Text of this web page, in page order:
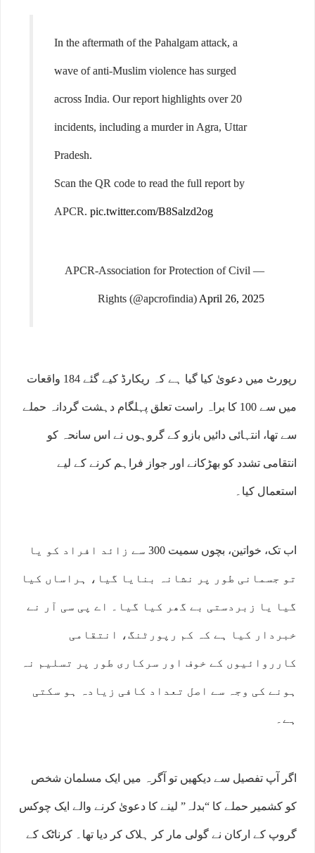
In the aftermath of the Pahalgam attack, a
wave of anti-Muslim violence has surged
across India. Our report highlights over 20
incidents, including a murder in Agra, Uttar
Pradesh.
Scan the QR code to read the full report by
APCR.pic.twitter.com/B8Salzd2og
— APCR-Association for Protection of Civil
Rights (@apcrofindia) April 26, 2025
رپورٹ میں دعویٰ کیا گیا ہے کہ ریکارڈ کیے گئے 184 واقعات
میں سے 100 کا براہ راست تعلق پہلگام دہشت گردانہ حملے
سے تھا، انتہائی دائیں بازو کے گروہوں نے اس سانحہ کو
انتقامی تشدد کو بھڑکانے اور جواز فراہم کرنے کے لیے
استعمال کیا۔
اب تک، خواتین، بچوں سمیت 300 سے زائد افراد کو یا
تو جسمانی طور پر نشانہ بنایا گیا، ہراساں کیا
گیا یا زبردستی بے گھر کیا گیا۔ اے پی سی آر نے
خبردار کیا ہے کہ کم رپورٹنگ، انتقامی
کارروائیوں کے خوف اور سرکاری طور پر تسلیم نہ
ہونے کی وجہ سے اصل تعداد کافی زیادہ ہو سکتی
ہے۔
اگر آپ تفصیل سے دیکھیں تو آگرہ میں ایک مسلمان شخص
کو کشمیر حملے کا “بدلہ” لینے کا دعویٰ کرنے والے ایک چوکس
گروپ کے ارکان نے گولی مار کر ہلاک کر دیا تھا۔ کرناٹک کے